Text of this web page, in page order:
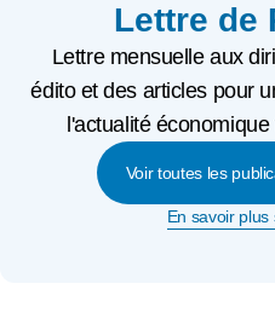
Lettre de
Lettre mensuelle aux
édito et des articles pour
l'actualité
Voir toutes les
En savoir